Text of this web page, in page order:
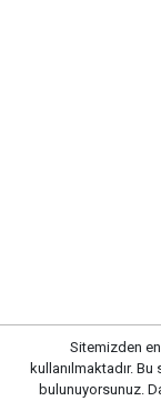
Kırıkkale
son verilere
fiyatlarında
Sitemizden
kullanılmaktadır.
bulunuyorsunuz.